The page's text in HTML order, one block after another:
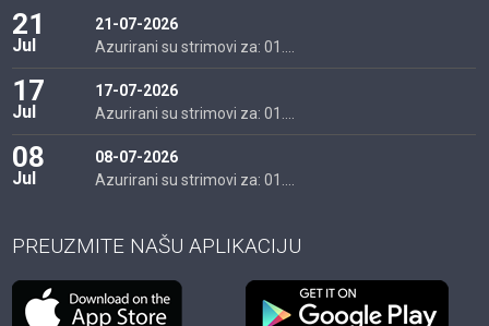
21
Jul
21-07-2026
Azurirani su strimovi za: 01....
17
Jul
17-07-2026
Azurirani su strimovi za: 01....
08
Jul
08-07-2026
Azurirani su strimovi za: 01....
PREUZMITE NAŠU APLIKACIJU